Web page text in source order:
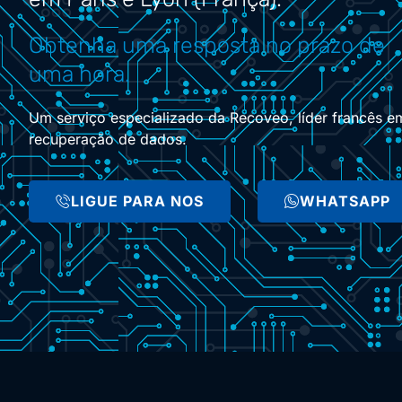
Obtenha uma resposta no prazo de
uma hora.
Um serviço especializado da Recoveo, líder francês
recuperação de dados.
LIGUE PARA NOS WHATSAPP